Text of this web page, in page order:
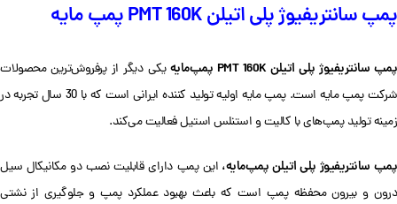
پمپ سانتریفیوژ پلی اتیلن PMT 160K پمپ‌ مایه
پمپ سانتریفیوژ پلی اتیلن PMT 160K پمپ‌مایه
یکی دیگر از پرفروش‌ترین محصولات
شرکت پمپ مایه است. پمپ مایه اولیه تولید کننده ایرانی است که با 30 سال تجربه در
زمینه تولید پمپ‌های با کالیت و استنلس استیل فعالیت می‌کند.
پمپ سانتریفیوژ پلی اتیلن پمپ‌مایه، این پمپ دارای قابلیت نصب دو مکانیکال سیل
درون و بیرون محفظه پمپ است که باعث بهبود عملکرد پمپ و جلوگیری از نشتی